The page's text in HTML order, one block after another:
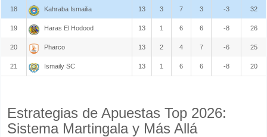
18 Kahraba Ismailia 13 3 7 3 -3 32
19 Haras El Hodood 13 1 6 6 -8 26
20 Pharco 13 2 4 7 -6 25
21 Ismaily SC 13 1 6 6 -8 20
Estrategias de Apuestas Top 2026:
Sistema Martingala y Más Allá